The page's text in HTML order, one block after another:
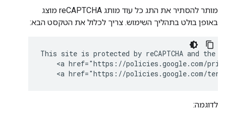
מותר להסתיר את התג כל עוד מותג reCAPTCHA מוצג
באופן בולט בתהליך השימוש. צריך לכלול את הטקסט הבא:
This site is protected by reCAPTCHA and the
<a href="https://policies.google.com/
<a href="https://policies.google.com/
לדוגמה: